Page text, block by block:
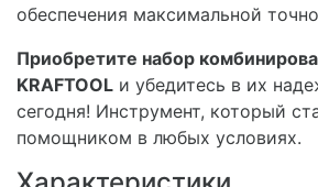
обеспечения максимальной
Приобретите набор
KRAFTOOL и убедитесь в их
сегодня! Инструмент, который
помощником в любых условиях.